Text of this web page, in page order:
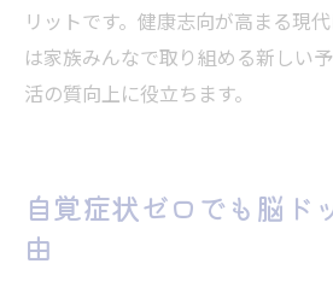
リットです。健康志向が高まる現
は家族みんなで取り組める新しい
活の質向上に役立ちます。
自覚症状ゼロでも脳ド
由